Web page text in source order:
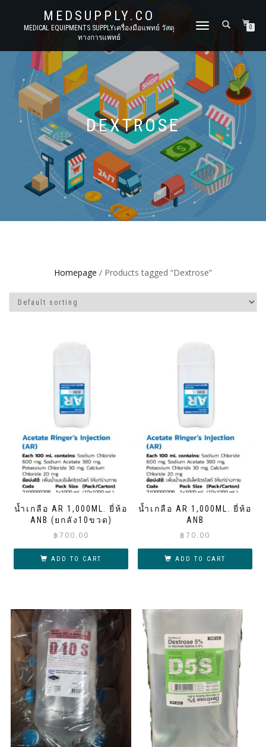
MEDSUPPLY.CO
MEDICAL EQUIPMENTS SUPPLYเครื่องมือแพทย์ วัสดุ
ทางการแพทย์
TOGGLE
0
DEXTROSE
Homepage / Products tagged “Dextrose”
น้ำเกลือ AR 1,000ML. ยี่ห้อ
ANB (ยกลัง10ขวด)
฿700.00
ADD TO CART
น้ำเกลือ AR 1,000ML. ยี่ห้อ
ANB
฿70.00
ADD TO CART